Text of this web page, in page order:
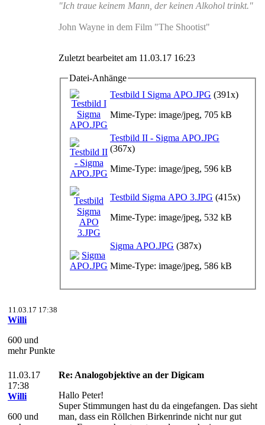
"Ich traue keinem Mann, der keinen Alkohol trinkt."
John Wayne in dem Film "The Shootist"
Zuletzt bearbeitet am 11.03.17 16:23
Datei-Anhänge
Testbild I Sigma APO.JPG (391x)
Mime-Type: image/jpeg, 705 kB
Testbild II - Sigma APO.JPG
(367x)
Mime-Type: image/jpeg, 596 kB
Testbild Sigma APO 3.JPG (415x)
Mime-Type: image/jpeg, 532 kB
Sigma APO.JPG (387x)
Mime-Type: image/jpeg, 586 kB
11.03.17 17:38
Willi
600 und
mehr Punkte
11.03.17
17:38
Willi
600 und
Re: Analogobjektive an der Digicam
Hallo Peter!
Super Stimmungen hast du da eingefangen. Das sieht
man, dass ein Röllchen Birkenrinde nicht nur gut